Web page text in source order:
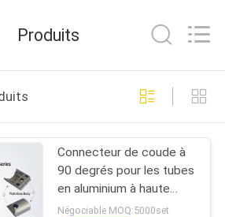
de
métal
98
Produits
Connecteur de coude à
90 degrés pour les tubes
en aluminium à haute
résistance utilisant la
Négociable MOQ:5000set